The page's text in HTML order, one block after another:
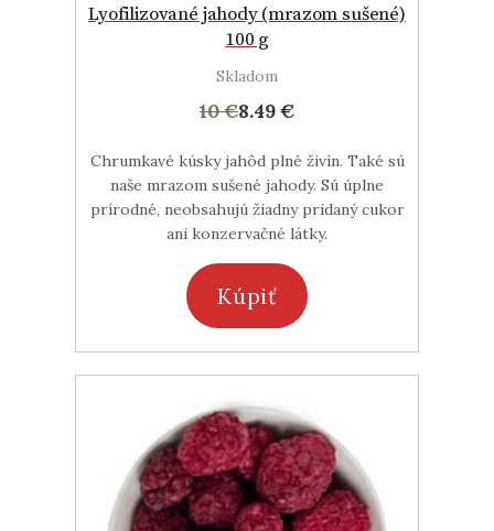
Lyofilizované jahody (mrazom sušené)
100 g
Skladom
10 €8.49 €
Chrumkavé kúsky jahôd plné živín. Také sú
naše mrazom sušené jahody. Sú úplne
prírodné, neobsahujú žiadny pridaný cukor
ani konzervačné látky.
Kúpiť